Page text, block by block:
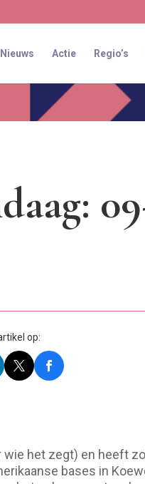
Nieuws Actie Regio’s
op:
het zegt) en heeft
bases in